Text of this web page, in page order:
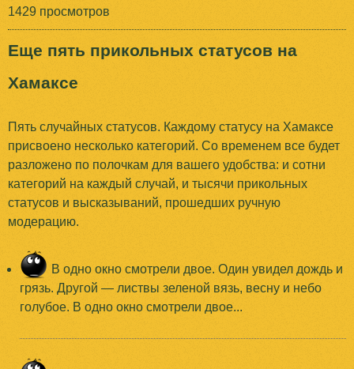
1429 просмотров
Еще пять прикольных статусов на
Хамаксе
Пять случайных статусов. Каждому статусу на Хамаксе
присвоено несколько категорий. Со временем все будет
разложено по полочкам для вашего удобства: и сотни
категорий на каждый случай, и тысячи прикольных
статусов и высказываний, прошедших ручную
модерацию.
В одно окно смотрели двое. Один увидел дождь и
грязь. Другой — листвы зеленой вязь, весну и небо
голубое. В одно окно смотрели двое...